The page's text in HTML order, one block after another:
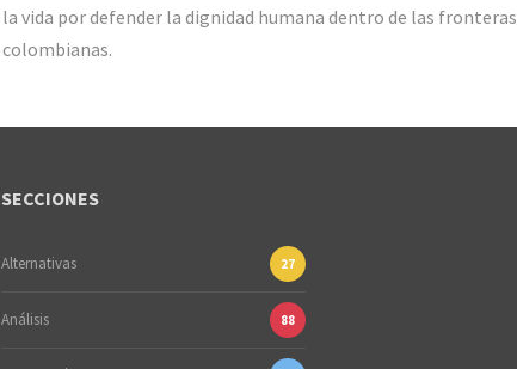
la vida por defender la dignidad humana dentro de las fronteras
colombianas.
SECCIONES
Alternativas 27
Análisis 88